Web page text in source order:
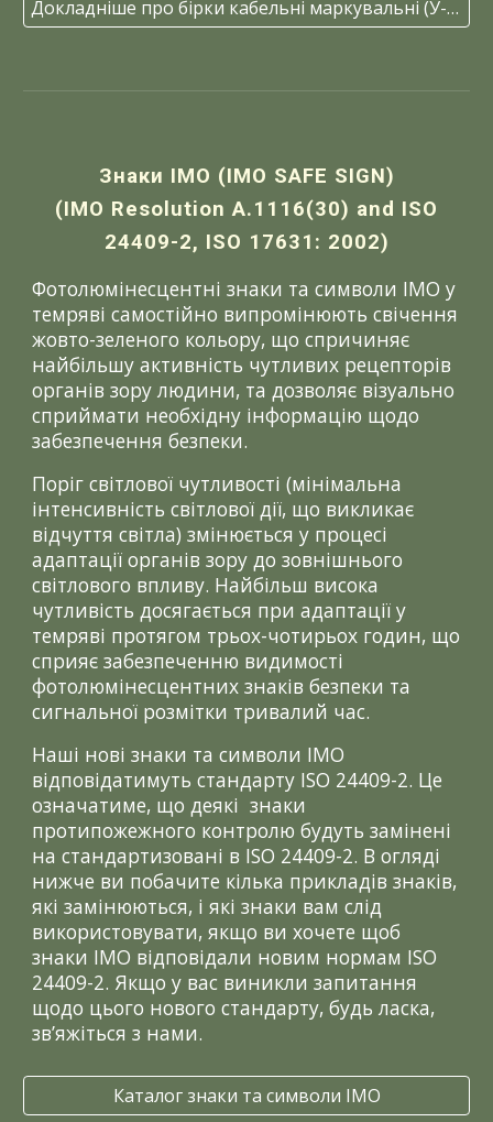
Докладніше про бірки кабельні маркувальні (У-134, У-135, У-136, У-153, У-154).
Знаки ІМО (IMO SAFE SIGN)
(IMO Resolution A.1116(30) and ISO
24409-2, ISO 17631: 2002)
Фотолюмінесцентні знаки та символи ІМО у
темряві самостійно випромінюють свічення
жовто-зеленого кольору, що спричиняє
найбільшу активність чутливих рецепторів
органів зору людини, та дозволяє візуально
сприймати необхідну інформацію щодо
забезпечення безпеки.
Поріг світлової чутливості (мінімальна
інтенсивність світлової дії, що викликає
відчуття світла) змінюється у процесі
адаптації органів зору до зовнішнього
світлового впливу. Найбільш висока
чутливість досягається при адаптації у
темряві протягом трьох-чотирьох годин, що
сприяє забезпеченню видимості
фотолюмінесцентних знаків безпеки та
сигнальної розмітки тривалий час.
Наші нові знаки та символи IMO
відповідатимуть стандарту ISO 24409-2. Це
означатиме, що деякі знаки
протипожежного контролю будуть замінені
на стандартизовані в ISO 24409-2. В огляді
нижче ви побачите кілька прикладів знаків,
які замінюються, і які знаки вам слід
використовувати, якщо ви хочете щоб
знаки ІМО відповідали новим нормам ISO
24409-2. Якщо у вас виникли запитання
щодо цього нового стандарту, будь ласка,
зв’яжіться з нами.
Каталог знаки та символи ІМО